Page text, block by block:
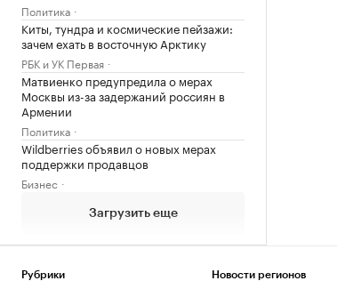
Политика
Киты, тундра и космические пейзажи:
зачем ехать в восточную Арктику
РБК и УК Первая
Матвиенко предупредила о мерах
Москвы из-за задержаний россиян в
Армении
Политика
Wildberries объявил о новых мерах
поддержки продавцов
Бизнес
Загрузить еще
Рубрики Новости регионов